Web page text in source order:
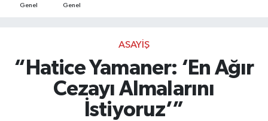
Genel Genel
ASAYIŞ
“Hatice Yamaner: ‘En Ağır
Cezayı Almalarını
İstiyoruz’”